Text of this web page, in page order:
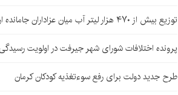
توزیع بیش از ۴۷۰ هزار لیتر آب میان عزاداران جامانده اربعین در کرمان
پرونده اختلافات شورای شهر جیرفت در اولویت
طرح جدید دولت برای رفع سوءتغذیه کودکان کرمان